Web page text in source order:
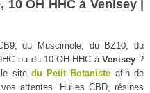
OH HHC à Venisey |
du Muscimole, du BZ10, du
ou du 10-OH-HHC àVenisey ?
le site du Petit Botaniste afin de
attentes. Huiles CBD, résines